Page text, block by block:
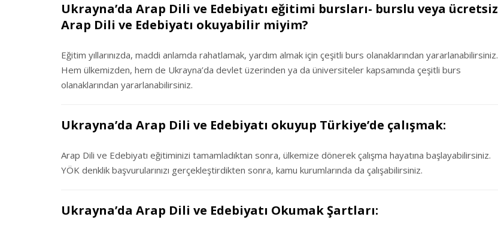
Ukrayna’da Arap Dili ve Edebiyatı eğitimi bursları- burslu veya ücretsiz
Arap Dili ve Edebiyatı okuyabilir miyim?
Eğitim yıllarınızda, maddi anlamda rahatlamak, yardım almak için çeşitli burs olanaklarından yararlanabilirsiniz.
Hem ülkemizden, hem de Ukrayna’da devlet üzerinden ya da üniversiteler kapsamında çeşitli burs
olanaklarından yararlanabilirsiniz.
Ukrayna’da Arap Dili ve Edebiyatı okuyup Türkiye’de çalışmak:
Arap Dili ve Edebiyatı eğitiminizi tamamladıktan sonra, ülkemize dönerek çalışma hayatına başlayabilirsiniz.
YÖK denklik başvurularınızı gerçekleştirdikten sonra, kamu kurumlarında da çalışabilirsiniz.
Ukrayna’da Arap Dili ve Edebiyatı Okumak Şartları: